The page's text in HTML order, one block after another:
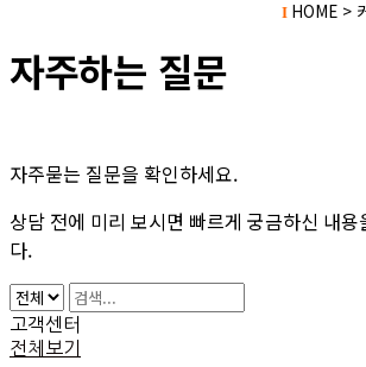
I HOME >
자주하는 질문
자주묻는 질문을 확인하세요.
상담 전에 미리 보시면 빠르게 궁금하신 내용
다.
고객센터
전체보기